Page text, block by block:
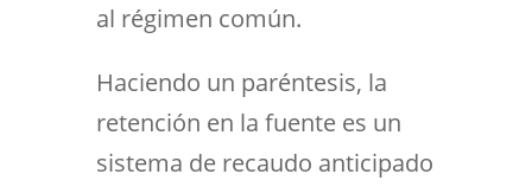
al régimen común.
Haciendo un paréntesis, la
retención en la fuente es un
sistema de recaudo anticipado